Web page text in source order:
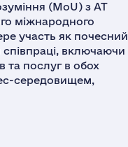
(MoU) з АТ
міжнародного
участь як почесний
включаючи
та послуг в обох
середовищем,